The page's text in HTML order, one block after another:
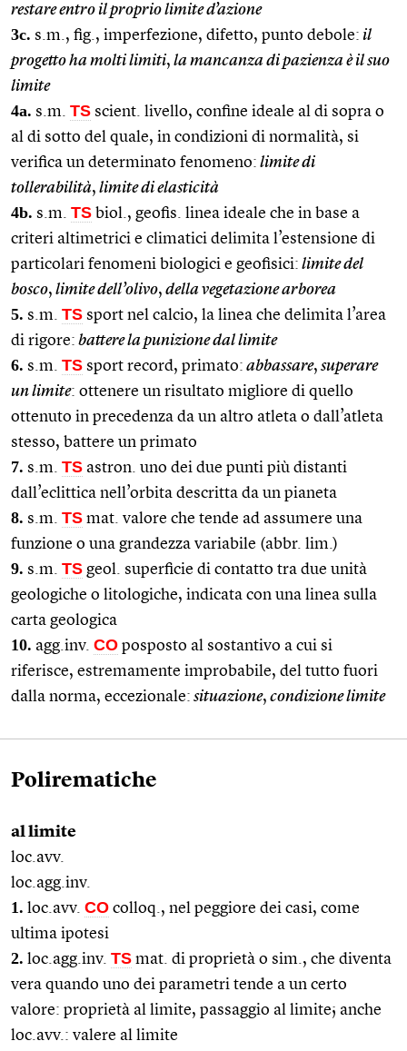
restare entro il proprio limite d’azione
3c. s.m., fig., imperfezione, difetto, punto debole: il
progetto ha molti limiti, la mancanza di pazienza è il suo
limite
4a. s.m. TS scient. livello, confine ideale al di sopra o
al di sotto del quale, in condizioni di normalità, si
verifica un determinato fenomeno: limite di
tollerabilità, limite di elasticità
4b. s.m. TS biol., geofis. linea ideale che in base a
criteri altimetrici e climatici delimita l’estensione di
particolari fenomeni biologici e geofisici: limite del
bosco, limite dell’olivo, della vegetazione arborea
5. s.m. TS sport nel calcio, la linea che delimita l’area
di rigore: battere la punizione dal limite
6. s.m. TS sport record, primato: abbassare, superare
un limite: ottenere un risultato migliore di quello
ottenuto in precedenza da un altro atleta o dall’atleta
stesso, battere un primato
7. s.m. TS astron. uno dei due punti più distanti
dall’eclittica nell’orbita descritta da un pianeta
8. s.m. TS mat. valore che tende ad assumere una
funzione o una grandezza variabile (abbr. lim.)
9. s.m. TS geol. superficie di contatto tra due unità
geologiche o litologiche, indicata con una linea sulla
carta geologica
10. agg.inv. CO posposto al sostantivo a cui si
riferisce, estremamente improbabile, del tutto fuori
dalla norma, eccezionale: situazione, condizione limite
Polirematiche
al limite
loc.avv.
loc.agg.inv.
1. loc.avv. CO colloq., nel peggiore dei casi, come
ultima ipotesi
2. loc.agg.inv. TS mat. di proprietà o sim., che diventa
vera quando uno dei parametri tende a un certo
valore: proprietà al limite, passaggio al limite; anche
loc.avv.: valere al limite